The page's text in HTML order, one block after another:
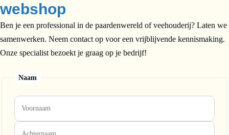
webshop
Ben je een professional in de paardenwereld of veehouderij? Laten we
samenwerken. Neem contact op voor een vrijblijvende kennismaking.
Onze specialist bezoekt je graag op je bedrijf!
Naam